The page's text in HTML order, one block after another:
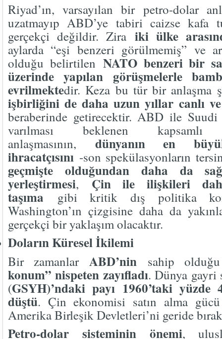
Riyad’ın, varsayılan bir petro-dolar
uzatmayıp ABD’ye tabiri caizse kafa
gerçekçi değildir. Zira iki ülke
aylarda “eşi benzeri görülmemiş” ve
olduğu belirtilen NATO benzeri bir
üzerinde yapılan görüşmelerle
evrilmektedir. Keza bu tür bir anlaşma
işbirliğini de daha uzun yıllar canlı
beraberinde getirecektir. ABD ile Suudi
varılması beklenen
anlaşmasının,dünyanın en
ihracatçısını -son spekülasyonların
geçmişte olduğundan daha da
yerleştirmesi, Çin ile ilişkileri
taşıma gibi kritik dış politika
Washington’ın çizgisine daha da
gerçekçi bir yaklaşım olacaktır.
Doların Küresel İkilemi
Bir zamanlarABD’nin sahip
konum” nispeten zayıfladı. Dünya gayri
(GSYH)’ndaki payı 1960’taki yüzde
düştü. Çin ekonomisi satın alma gücü
Amerika Birleşik Devletleri’ni geride
Petro-dolar sisteminin önemi,